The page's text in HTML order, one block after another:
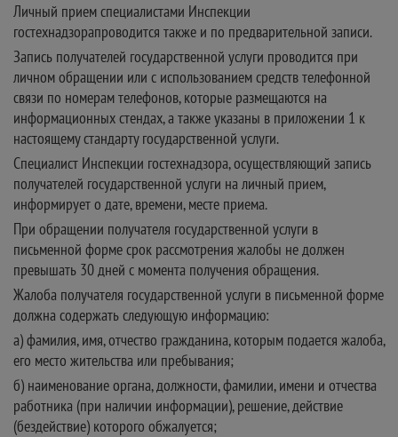
Личный прием специалистами Инспекции
гостехнадзорапроводится также и по предварительной записи.
Запись получателей государственной услуги проводится при
личном обращении или с использованием средств телефонной
связи по номерам телефонов, которые размещаются на
информационных стендах, а также указаны в приложении 1 к
настоящему стандарту государственной услуги.
Специалист Инспекции гостехнадзора, осуществляющий запись
получателей государственной услуги на личный прием,
информирует о дате, времени, месте приема.
При обращении получателя государственной услуги в
письменной форме срок рассмотрения жалобы не должен
превышать 30 дней с момента получения обращения.
Жалоба получателя государственной услуги в письменной форме
должна содержать следующую информацию:
а) фамилия, имя, отчество гражданина, которым подается жалоба,
его место жительства или пребывания;
б) наименование органа, должности, фамилии, имени и отчества
работника (при наличии информации), решение, действие
(бездействие) которого обжалуется;